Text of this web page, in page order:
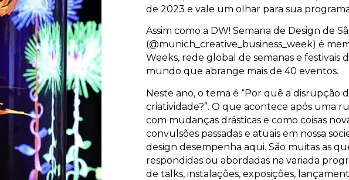
de 2023 e vale um olhar para sua
Assim como a DW! Semana de Design de
(@munich_creative_business_week) é
Weeks, rede global de semanas e festivais
mundo que abrange mais de 40 eventos.
Neste ano, o tema é “Por quê a disrupção
criatividade?”. O que acontece após uma
com mudanças drásticas e como coisas
convulsões passadas e atuais em nossa
design desempenha aqui. São muitas as
respondidas ou abordadas na variada
de talks, instalações, exposições,